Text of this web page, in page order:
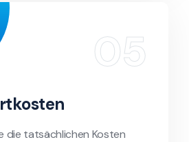
die tatsächlichen Kosten